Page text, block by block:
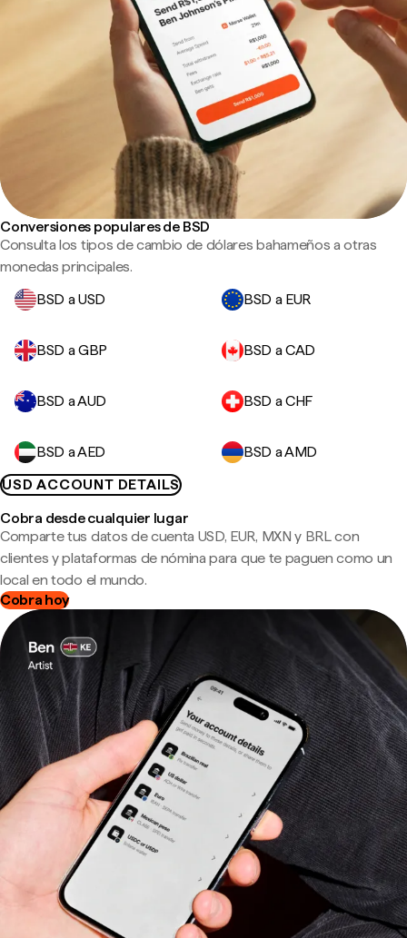
Conversiones populares de BSD
Consulta los tipos de cambio de dólares bahameños a otras
monedas principales.
BSD a USD
BSD a EUR
BSD a GBP BSD a CAD
BSD a AUD BSD a CHF
BSD a AED
BSD a AMD
USD ACCOUNT DETAILS
Cobra desde cualquier lugar
Comparte tus datos de cuenta USD, EUR, MXN y BRL con
clientes y plataformas de nómina para que te paguen como un
local en todo el mundo.
Cobra hoy